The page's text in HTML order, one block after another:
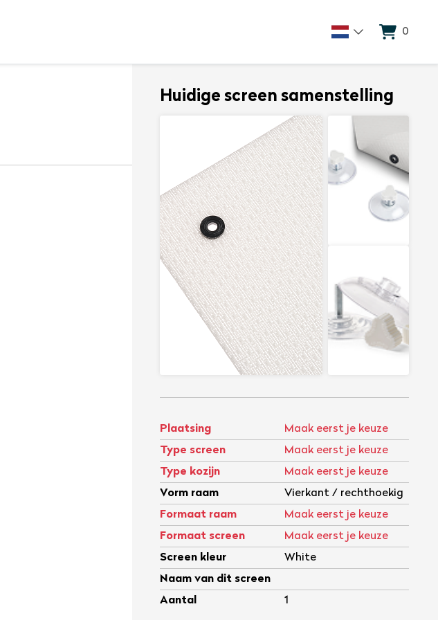
0
Huidige screen samenstelling
Plaatsing
Maak eerst je keuze
Type screen
Maak eerst je keuze
Type kozijn
Maak eerst je keuze
Vorm raam
Vierkant / rechthoekig
Formaat raam
Maak eerst je keuze
Formaat screen
Maak eerst je keuze
Screen kleur
White
Naam van dit screen
Aantal
1